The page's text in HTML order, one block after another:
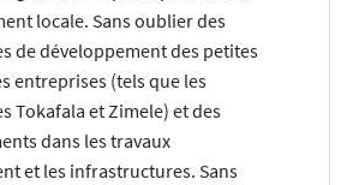
locale. Sans oublier des
de développement des petites
entreprises (tels que les
Tokafala et Zimele) et des
dans les travaux
et les infrastructures. Sans